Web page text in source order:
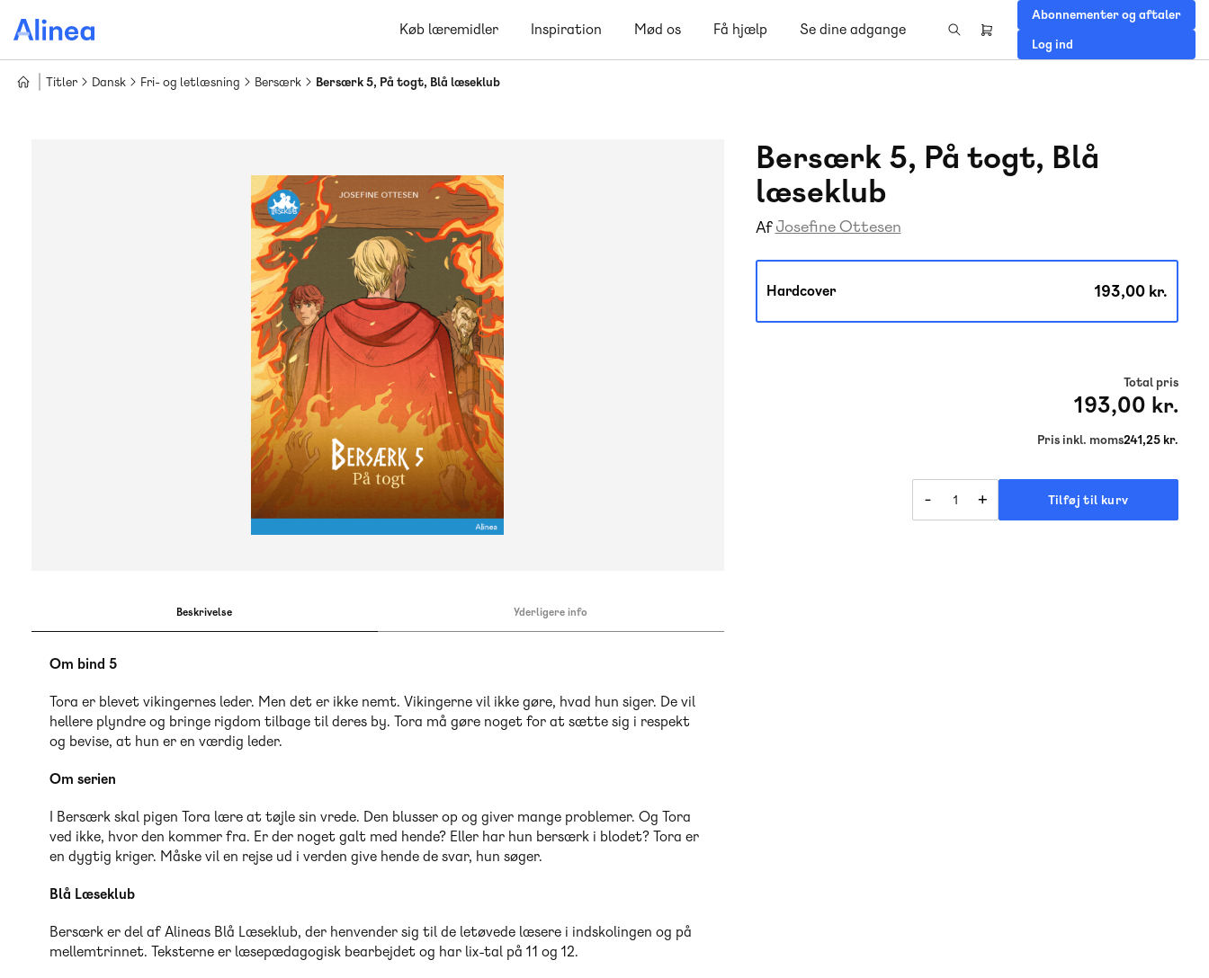
hovedindhold
Køb læremidler Inspiration Mød os Få hjælp Se dine adgange
Header
Abonnementer og aftaler
Log ind
Titler Dansk Fri- og letlæsning Bersærk Bersærk 5, På togt, Blå læseklub
Bersærk 5, På togt, Blå
læseklub
Af Josefine Ottesen
Hardcover 193,00 kr.
Total pris
193,00 kr.
Pris inkl. moms241,25 kr.
- + Tilføj til kurv
Beskrivelse Yderligere info
Om bind 5
Tora er blevet vikingernes leder. Men det er ikke nemt. Vikingerne vil ikke gøre, hvad hun siger. De vil
hellere plyndre og bringe rigdom tilbage til deres by. Tora må gøre noget for at sætte sig i respekt
og bevise, at hun er en værdig leder.
Om serien
I Bersærk skal pigen Tora lære at tøjle sin vrede. Den blusser op og giver mange problemer. Og Tora
ved ikke, hvor den kommer fra. Er der noget galt med hende? Eller har hun bersærk i blodet? Tora er
en dygtig kriger. Måske vil en rejse ud i verden give hende de svar, hun søger.
Blå Læseklub
Bersærk er del af Alineas Blå Læseklub, der henvender sig til de letøvede læsere i indskolingen og på
mellemtrinnet. Teksterne er læsepædagogisk bearbejdet og har lix-tal på 11 og 12.